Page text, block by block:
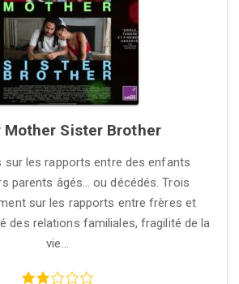
Mother Sister Brother
sur les rapports entre des enfants
parents âgés… ou décédés. Trois
sur les rapports entre frères et
des relations familiales, fragilité de la
vie…